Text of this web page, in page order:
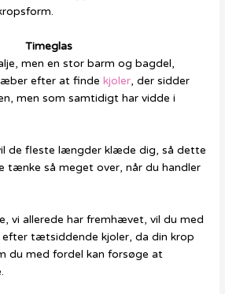
Timeglas
men en stor barm og bagdel,
efter at findekjoler, der sidder
men som samtidigt har vidde i
de fleste længder klæde dig, så dette
tænke så meget over, når du handler
vi allerede har fremhævet, vil du med
efter tætsiddende kjoler, da din krop
du med fordel kan forsøge at